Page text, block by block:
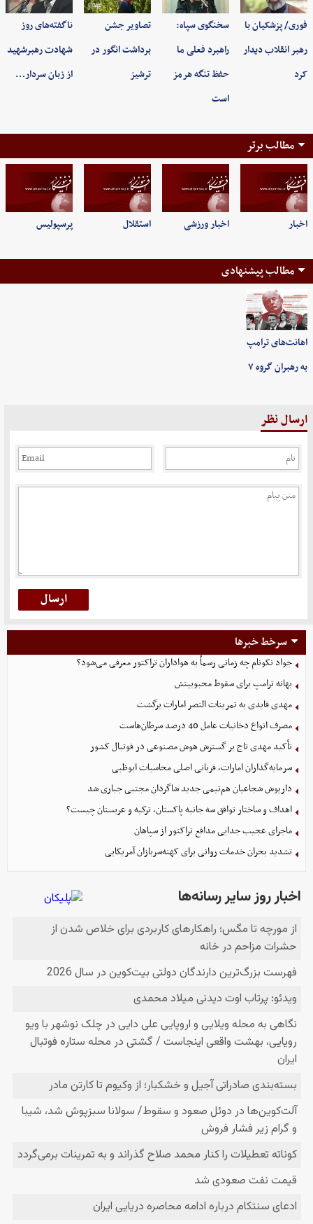
فوری/ پزشکیان با
رهبر انقلاب دیدار
کرد
سخنگوی سپاه:
راهبرد فعلی ما
حفظ تنگه هرمز
است
تصاویر جشن
برداشت انگور در
ترشیز
ناگفته‌های روز
شهادت رهبرشهید
از زبان سردار…
مطالب برتر
اخبار اخبار ورزشی استقلال پرسپولیس
مطالب پیشنهادی
اهانت‌های ترامپ
به رهبران گروه ۷
ارسال نظر
سرخط خبرها
جواد نکونام چه زمانی رسماً به هواداران تراکتور معرفی می‌شود؟
بهانه ترامپ برای سقوط محبوبیتش
مهدی قایدی به تمرینات النصر امارات برگشت
مصرف انواع دخانیات عامل 40 درصد سرطان‌هاست
تأکید مهدی تاج بر گسترش هوش مصنوعی در فوتبال کشور
سرمایه‌گذاران امارات، قربانی اصلی محاسبات ابوظبی
داریوش شجاعیان هم‌تیمی جدید شاگردان مجتبی جباری شد
اهداف و ساختار توافق سه جانبه پاکستان، ترکیه و عربستان چیست؟
ماجرای عجیب جدایی مدافع تراکتور از سپاهان
تشدید بحران خدمات روانی برای کهنه‌سربازان آمریکایی